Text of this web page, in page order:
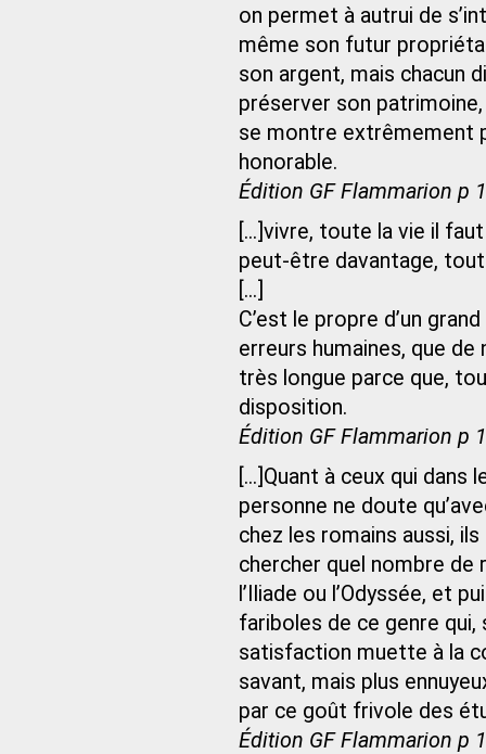
on permet à autrui de
même son futur
son argent, mais chacun
préserver son
se montre extrêmement
honorable.
Édition GF Flammarion p
[...]vivre, toute la vie il
peut-être davantage,
[...]
C’est le propre d’un
erreurs humaines, que
très longue parce que,
disposition.
Édition GF Flammarion p
[...]Quant à ceux qui dans
personne ne doute
chez les romains aussi,
chercher quel nombre de
l’Iliade ou l’Odyssée, et
fariboles de ce genre qui,
satisfaction muette à la
savant, mais plus
par ce goût frivole des
Édition GF Flammarion p